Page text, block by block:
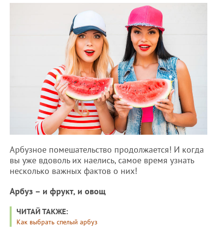
Арбузное помешательство продолжается! И когда
вы уже вдоволь их наелись, самое время узнать
несколько важных фактов о них!
Арбуз – и фрукт, и овощ
ЧИТАЙ ТАКЖЕ:
Как выбрать спелый арбуз